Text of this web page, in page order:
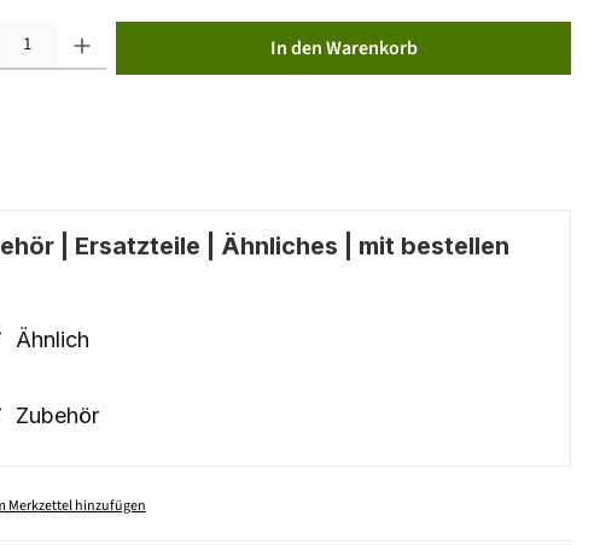
In den Warenkorb
| Ersatzteile | Ähnliches | mit bestellen
Ähnlich
Zubehör
Merkzettel hinzufügen